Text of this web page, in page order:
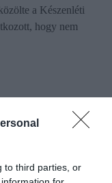
to third parties, or
a Készenléti
hogy nem